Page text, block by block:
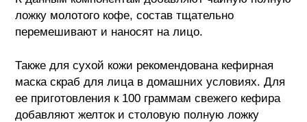
ложку молотого кофе, состав тщательно
перемешивают и наносят на лицо.
Также для сухой кожи рекомендована кефирная
маска скраб для лица в домашних условиях. Для
ее приготовления к 100 граммам свежего кефира
добавляют желток и столовую полную ложку